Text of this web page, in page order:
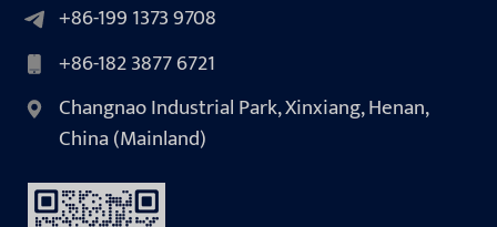
+86-199 1373 9708
+86-182 3877 6721
Changnao Industrial Park, Xinxiang, Henan,
China (Mainland)